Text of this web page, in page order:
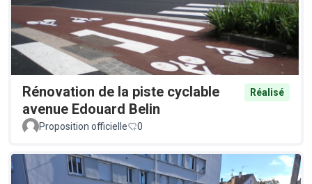
Rénovation de la piste cyclable
avenue Edouard Belin
Réalisé
Proposition officielle 0